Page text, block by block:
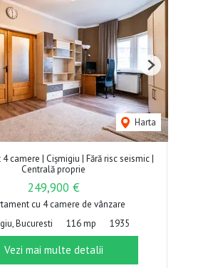
Harta
Next
camere | Cișmigiu | Fără risc seismic |
Centrală proprie
249,900 €
cu 4 camere de vânzare
Bucuresti
116 mp 1935
Vezi mai multe detalii